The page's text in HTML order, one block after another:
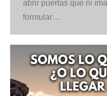
abrir puertas que ni
formular…